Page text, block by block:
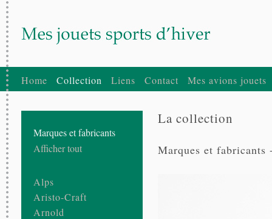
Home Collection Liens Contact Mes avions jouets
Marques et fabricants
Afficher tout
Alps
Aristo-Craft
Arnold
La collection
Marques et fabricants